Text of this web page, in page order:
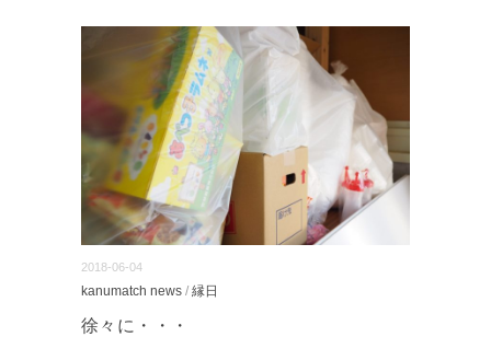
2018-06-04
kanumatch news / 縁日
徐々に・・・